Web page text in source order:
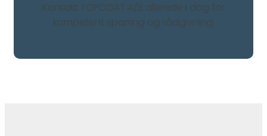
Kontakt TOPCOAT A/S allerede i dag for
kompetent sparring og rådgivning.